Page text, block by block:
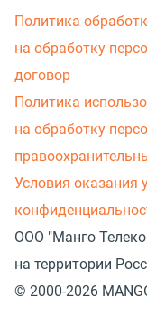
Политика
на обработку
договор
Политика
на обработку
Условия оказания
ООО "Манго
на территории
© 2000-2026